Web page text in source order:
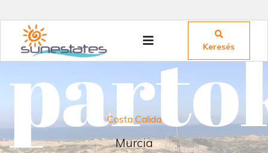
Keresés
Costa Calida
Murcia